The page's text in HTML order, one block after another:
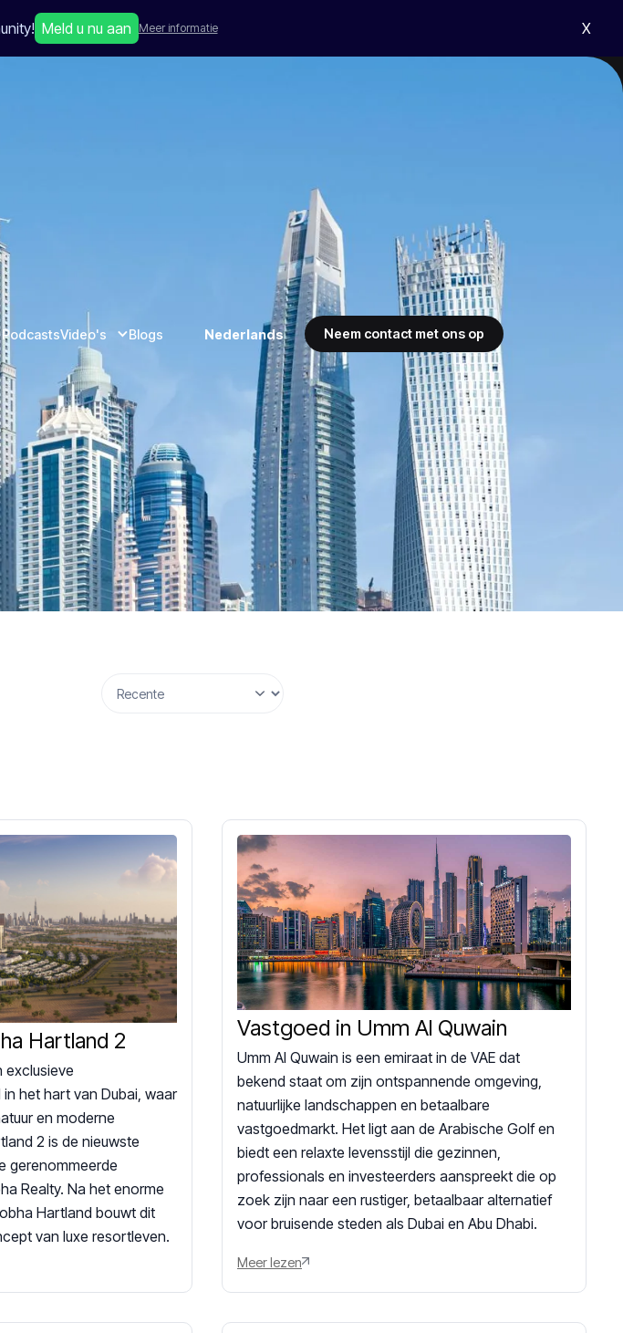
Meld u nu aan Meer informatie X
PodcastsVideo's Blogs Nederlands Neem contact met ons op
Hartland 2
exclusieve
het hart van Dubai, waar
en moderne
2 is de nieuwste
gerenommeerde
Realty. Na het enorme
Hartland bouwt dit
van luxe resortleven.
Vastgoed in Umm Al Quwain
Umm Al Quwain is een emiraat in de VAE dat
bekend staat om zijn ontspannende omgeving,
natuurlijke landschappen en betaalbare
vastgoedmarkt. Het ligt aan de Arabische Golf en
biedt een relaxte levensstijl die gezinnen,
professionals en investeerders aanspreekt die op
zoek zijn naar een rustiger, betaalbaar alternatief
voor bruisende steden als Dubai en Abu Dhabi.
Meer lezen